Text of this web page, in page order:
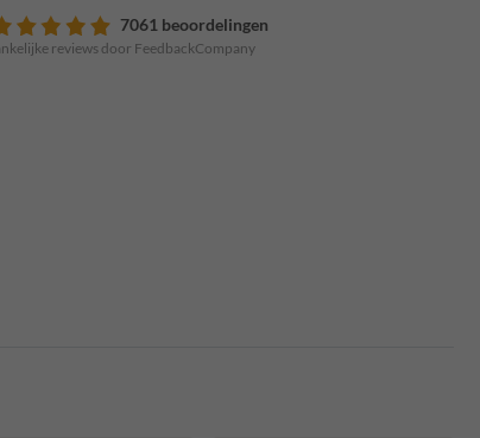
7061 beoordelingen
reviews door FeedbackCompany